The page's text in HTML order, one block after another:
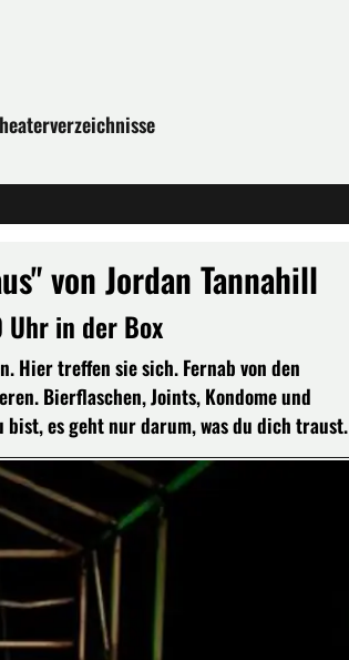
von Jordan Tannahill
Uhr in der Box
Hier treffen sie sich. Fernab von den
Bierflaschen, Joints, Kondome und
es geht nur darum, was du dich traust.